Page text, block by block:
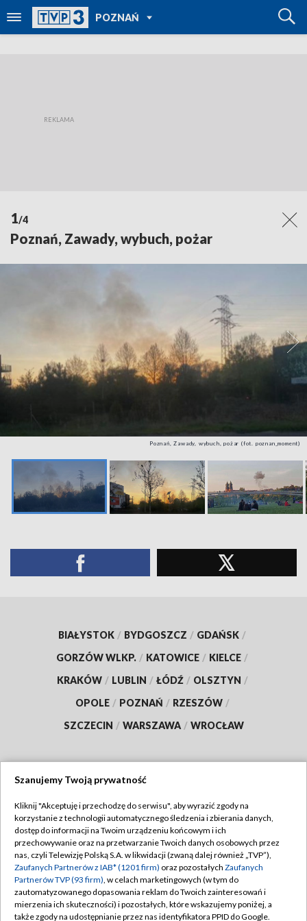
POZNAŃ
POWRÓT DO
TVP REGIONY
1/4
Poznań, Zawady, wybuch, pożar
Poznań, Zawady, wybuch, pożar (fot. poznan_moment)
BIAŁYSTOK / BYDGOSZCZ / GDAŃSK /
GORZÓW WLKP. / KATOWICE / KIELCE /
KRAKÓW / LUBLIN / ŁÓDŹ / OLSZTYN /
OPOLE / POZNAŃ / RZESZÓW /
SZCZECIN / WARSZAWA / WROCŁAW
TVP
Abonament TVP
Emisja w TVP
Centrum informacji TVP
Naziemna Telewizja Cyfrowa
Regulamin TVP
Polityka prywatności
Moje zgody
Pomoc
Szanujemy Twoją prywatność
Kliknij "Akceptuję i przechodzę do serwisu", aby wyrazić zgody na
korzystanie z technologii automatycznego śledzenia i zbierania danych,
dostęp do informacji na Twoim urządzeniu końcowym i ich
przechowywanie oraz na przetwarzanie Twoich danych osobowych przez
nas, czyli Telewizję Polską S.A. w likwidacji (zwaną dalej również „TVP”),
Zaufanych Partnerów z IAB* (1201 firm) oraz pozostałych Zaufanych
Partnerów TVP (93 firm), w celach marketingowych (w tym do
zautomatyzowanego dopasowania reklam do Twoich zainteresowań i
mierzenia ich skuteczności) i pozostałych, które wskazujemy poniżej, a
także zgody na udostępnianie przez nas identyfikatora PPID do Google.